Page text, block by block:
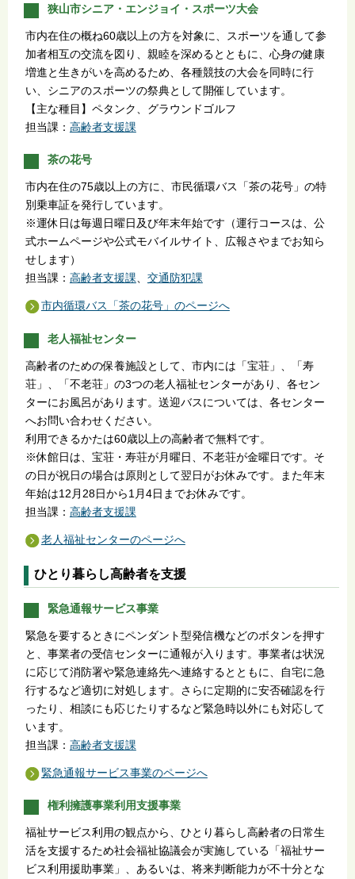
狭山市シニア・エンジョイ・スポーツ大会
市内在住の概ね60歳以上の方を対象に、スポーツを通して参
加者相互の交流を図り、親睦を深めるとともに、心身の健康
増進と生きがいを高めるため、各種競技の大会を同時に行
い、シニアのスポーツの祭典として開催しています。
【主な種目】ペタンク、グラウンドゴルフ
担当課： 高齢者支援課
茶の花号
市内在住の75歳以上の方に、市民循環バス「茶の花号」の特
別乗車証を発行しています。
※運休日は毎週日曜日及び年末年始です（運行コースは、公
式ホームページや公式モバイルサイト、広報さやまでお知ら
せします）
担当課： 高齢者支援課、 交通防犯課
市内循環バス「茶の花号」のページへ
老人福祉センター
高齢者のための保養施設として、市内には「宝荘」、「寿
荘」、「不老荘」の3つの老人福祉センターがあり、各セン
ターにお風呂があります。送迎バスについては、各センター
へお問い合わせください。
利用できるかたは60歳以上の高齢者で無料です。
※休館日は、宝荘・寿荘が月曜日、不老荘が金曜日です。そ
の日が祝日の場合は原則として翌日がお休みです。また年末
年始は12月28日から1月4日までお休みです。
担当課： 高齢者支援課
老人福祉センターのページへ
ひとり暮らし高齢者を支援
緊急通報サービス事業
緊急を要するときにペンダント型発信機などのボタンを押す
と、事業者の受信センターに通報が入ります。事業者は状況
に応じて消防署や緊急連絡先へ連絡するとともに、自宅に急
行するなど適切に対処します。さらに定期的に安否確認を行
ったり、相談にも応じたりするなど緊急時以外にも対応して
います。
担当課： 高齢者支援課
緊急通報サービス事業のページへ
権利擁護事業利用支援事業
福祉サービス利用の観点から、ひとり暮らし高齢者の日常生
活を支援するため社会福祉協議会が実施している「福祉サー
ビス利用援助事業」、あるいは、将来判断能力が不十分とな